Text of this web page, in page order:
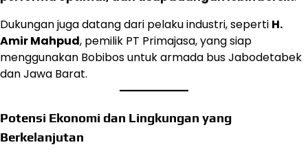
Dukungan juga datang dari pelaku industri, seperti H.
Amir Mahpud, pemilik PT Primajasa, yang siap
menggunakan Bobibos untuk armada bus Jabodetabek
dan Jawa Barat.
Potensi Ekonomi dan Lingkungan yang
Berkelanjutan